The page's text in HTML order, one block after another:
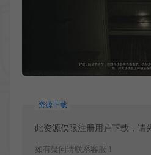
资源下载
此资源仅限注册用户下载，请
如有疑问请联系客服！